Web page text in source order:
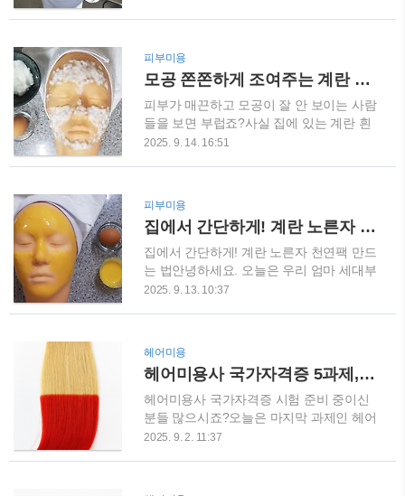
을 세울 수 있는 것이 특징입니다. 2026년
미용사 필기시험 일정2026년 미용사 필기
시험은 상시 CBT 방식으로 운영됩니다.연
중 거의 매주 시..
일정을 놓쳐 준비 타이밍을 놓치곤 하죠.그
래서 오늘은 2026년 이용사 국가 자격증
시험 일정을 정확한 알아보겠습니다. 2026
년 이용사 국가자격시험 일정 2026년 이용
사 국가자격시험은 정기 1회~4회로 나뉘어
용사 시험은 다른 기술자격과 마찬가지로
큐넷 홈페이지에서 공고를 확인하고 접수
해야 합니다.큐넷 시험일정 페이지에서 종
목 검색 후 이용..
피부미용
모공 쫀쫀하게 조여주는 계란 흰자팩 만드는 법
피부가 매끈하고 모공이 잘 안 보이는 사람
들을 보면 부럽죠?사실 집에 있는 계란 흰
자 하나로도 충분히 모공 관리가 가능하다
자팩의 효능 계란 흰자에는 단백질과 비타
민이 풍부해 피부에 영양을 공급하고,피부
속 노폐물을 흡착해 모공을 조여주는 효과
가 있습니다.또한 각질 제거에도 도움을 줘
서 세안 후 피부가 한층 부드러워져요. 필
자 분리계란을 깨서 노른자와 흰자를 분리
합니다. 노른자는 다른 요리에 활용하세요.
거품 만들기흰자를 작은 볼에 넣고, 거품기
가 있다면 사용해..
2025. 9. 14. 16:51
피부미용
집에서 간단하게! 계란 노른자 천연팩 만드는 법 (보습+영양+피부보호 완벽공략)
집에서 간단하게! 계란 노른자 천연팩 만드
는 법안녕하세요. 오늘은 우리 엄마 세대부
터 내려오던 계란 노른자 천연팩 만드는 법
조하고 푸석할 때, 영양과 보습을 한 번에
챙기고 싶다면?계란 노른자팩이 답입니다.
그럼 바로 시작해볼까요? 계란 노른자팩,
왜 좋을까? 계란 노른자는 비타민과 단백
질이 풍부해서 피부에 영양을 꽉 채워주는
2025. 9. 13. 10:37
헤어미용
헤어미용사 국가자격증 5과제, 컬러링 완벽 가이드
헤어미용사 국가자격증 시험 준비 중이신
분들 많으시죠?오늘은 마지막 과제인 헤어
컬러링(염색) 실기 시험에 대해 정리해 드
2025. 9. 2. 11:37